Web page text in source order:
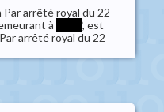
arrêté royal du 22
à
, est
arrêté royal du 22